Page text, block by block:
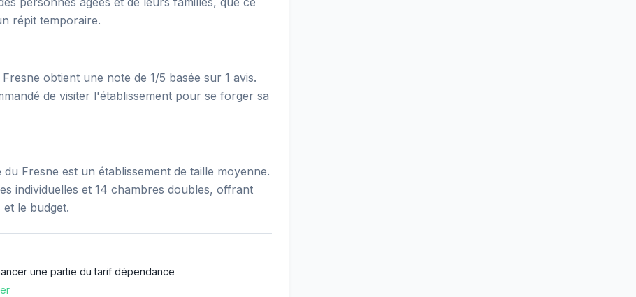
répit temporaire.
obtient une note de 1/5 basée sur 1 avis.
de visiter l'établissement pour se forger sa
Fresne est un établissement de taille moyenne.
individuelles et 14 chambres doubles, offrant
le budget.
une partie du tarif dépendance